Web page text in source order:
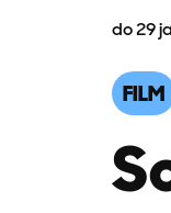
FILM
do 29